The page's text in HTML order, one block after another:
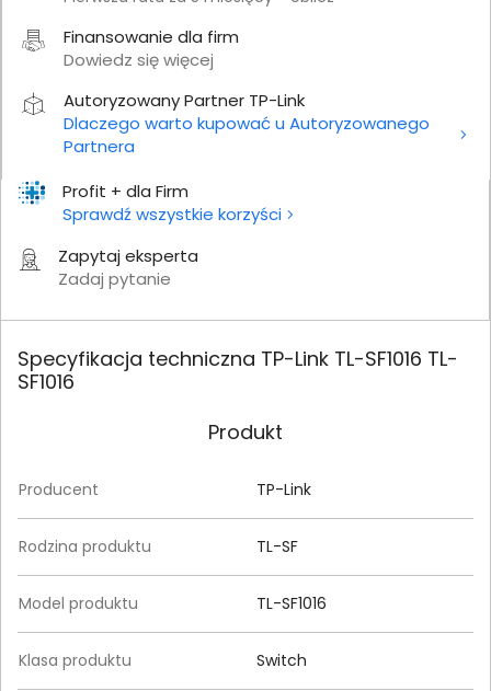
Profit + dla Firm
Sprawdź wszystkie korzyści
Zapytaj eksperta
Zadaj pytanie
Finansowanie dla firm
Dowiedz się więcej
Autoryzowany Partner TP-Link
Dlaczego warto kupować u Autoryzowanego
Partnera
Specyfikacja techniczna TP-Link TL-SF1016 TL-
SF1016
Produkt
Producent TP-Link
Rodzina produktu TL-SF
Model produktu TL-SF1016
Klasa produktu Switch